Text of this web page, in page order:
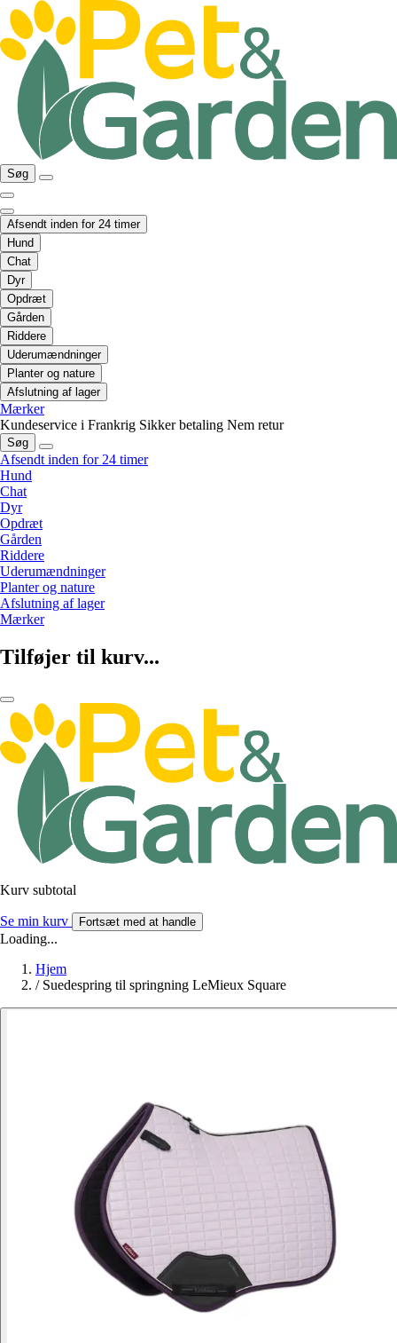
Søg
Afsendt inden for 24 timer
Hund
Chat
Dyr
Opdræt
Gården
Riddere
Uderumændninger
Planter og nature
Afslutning af lager
Mærker
Kundeservice i Frankrig Sikker betaling Nem retur
Søg
Afsendt inden for 24 timer
Hund
Chat
Dyr
Opdræt
Gården
Riddere
Uderumændninger
Planter og nature
Afslutning af lager
Mærker
Tilføjer til kurv...
Kurv subtotal
Se min kurv Fortsæt med at handle
Loading...
Hjem
/ Suedespring til springning LeMieux Square